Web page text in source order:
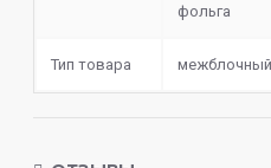
фольга
Тип товара межблочный